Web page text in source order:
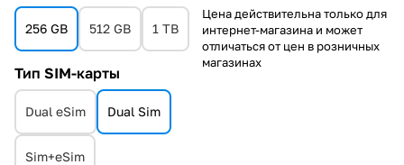
256 GB 512 GB 1 TB
Тип SIM-карты
Dual eSim Dual Sim
Sim+eSim
Цена действительна только для
интернет-магазина и может
отличаться от цен в розничных
магазинах